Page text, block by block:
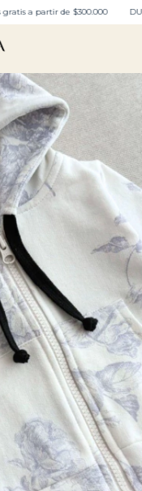
a partir de $300.000